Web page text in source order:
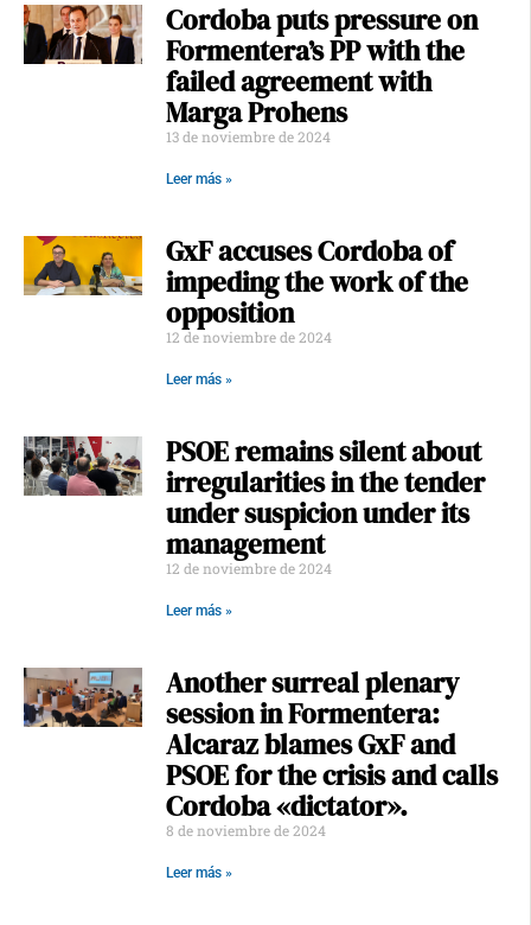
Cordoba puts pressure on
Formentera’s PP with the
failed agreement with
Marga Prohens
13 de noviembre de 2024
Leer más »
GxF accuses Cordoba of
impeding the work of the
opposition
12 de noviembre de 2024
Leer más »
PSOE remains silent about
irregularities in the tender
under suspicion under its
management
12 de noviembre de 2024
Leer más »
Another surreal plenary
session in Formentera:
Alcaraz blames GxF and
PSOE for the crisis and calls
Cordoba «dictator».
8 de noviembre de 2024
Leer más »